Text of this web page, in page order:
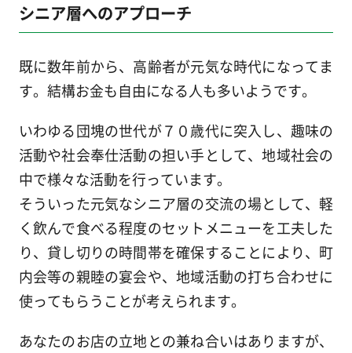
シニア層へのアプローチ
既に数年前から、高齢者が元気な時代になってま
す。結構お金も自由になる人も多いようです。
いわゆる団塊の世代が７０歳代に突入し、趣味の
活動や社会奉仕活動の担い手として、地域社会の
中で様々な活動を行っています。
そういった元気なシニア層の交流の場として、軽
く飲んで食べる程度のセットメニューを工夫した
り、貸し切りの時間帯を確保することにより、町
内会等の親睦の宴会や、地域活動の打ち合わせに
使ってもらうことが考えられます。
あなたのお店の立地との兼ね合いはありますが、